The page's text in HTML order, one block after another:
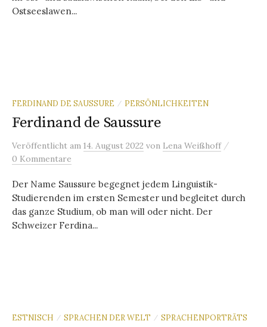
Ostseeslawen...
FERDINAND DE SAUSSURE / PERSÖNLICHKEITEN
Ferdinand de Saussure
Veröffentlicht am 14. August 2022 von Lena Weißhoff /
0 Kommentare
Der Name Saussure begegnet jedem Linguistik-
Studierenden im ersten Semester und begleitet durch
das ganze Studium, ob man will oder nicht. Der
Schweizer Ferdina...
ESTNISCH / SPRACHEN DER WELT / SPRACHENPORTRÄTS